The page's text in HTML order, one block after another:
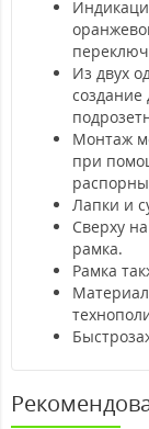
Из двух
Монтаж
при
Лапки и
Сверху
рамка.
Рамка